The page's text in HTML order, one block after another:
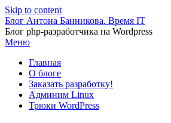
Skip to content
Блог Антона Банникова. Время IT
Блог php-разработчика на Wordpress
Меню
Главная
О блоге
Заказать разработку!
Админим Linux
Трюки WordPress